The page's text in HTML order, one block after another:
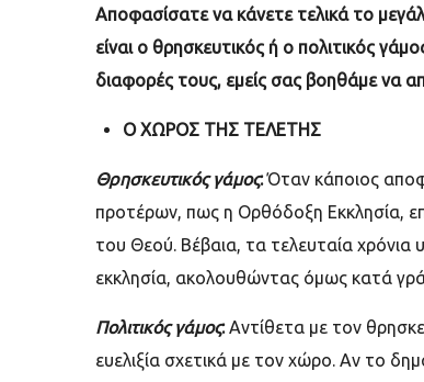
Αποφασίσατε να κάνετε τελικά το
είναι ο θρησκευτικός ή ο πολιτικός
διαφορές τους, εμείς σας βοηθάμε να
Ο ΧΩΡΟΣ ΤΗΣ ΤΕΛΕΤΗΣ
Θρησκευτικός γάμος:Όταν κάποιος
προτέρων, πως η Ορθόδοξη Εκκλησία,
του Θεού. Βέβαια, τα τελευταία χρόνια
εκκλησία, ακολουθώντας όμως κατά
Πολιτικός γάμος:Αντίθετα με τον
ευελιξία σχετικά με τον χώρο. Αν το